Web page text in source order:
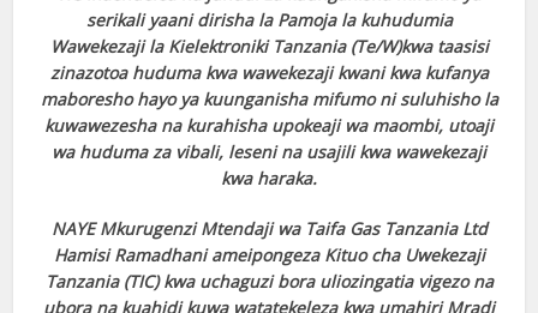
serikali yaani dirisha la Pamoja la kuhudumia
Wawekezaji la Kielektroniki Tanzania (Te/W)kwa taasisi
zinazotoa huduma kwa wawekezaji kwani kwa kufanya
maboresho hayo ya kuunganisha mifumo ni suluhisho la
kuwawezesha na kurahisha upokeaji wa maombi, utoaji
wa huduma za vibali, leseni na usajili kwa wawekezaji
kwa haraka.
NAYE Mkurugenzi Mtendaji wa Taifa Gas Tanzania Ltd
Hamisi Ramadhani ameipongeza Kituo cha Uwekezaji
Tanzania (TIC) kwa uchaguzi bora uliozingatia vigezo na
ubora na kuahidi kuwa watatekeleza kwa umahiri Mradi